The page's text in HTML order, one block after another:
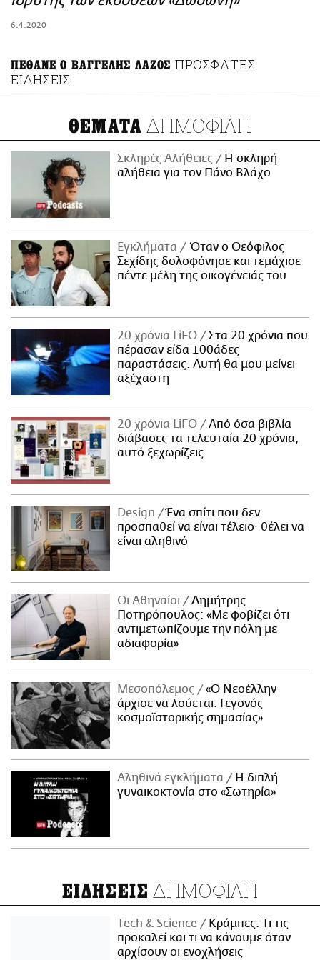
6.4.2020
ΠΕΘΑΝΕ Ο ΒΑΓΓΕΛΗΣ ΛΑΖΟΣ ΠΡΟΣΦΑΤΕΣ
ΕΙΔΗΣΕΙΣ
ΘΕΜΑΤΑ ΔΗΜΟΦΙΛΗ
Σκληρές Αλήθειες
H σκληρή
αλήθεια για τον Πάνο Βλάχο
Εγκλήματα
Όταν ο Θεόφιλος
Σεχίδης δολοφόνησε και τεμάχισε
πέντε μέλη της οικογένειάς του
20 χρόνια LiFO
Στα 20 χρόνια που
πέρασαν είδα 100άδες
παραστάσεις. Αυτή θα μου μείνει
αξέχαστη
20 χρόνια LiFO
Από όσα βιβλία
διάβασες τα τελευταία 20 χρόνια,
αυτό ξεχωρίζεις
Design
Ένα σπίτι που δεν
προσπαθεί να είναι τέλειο· θέλει να
είναι αληθινό
Οι Αθηναίοι
Δημήτρης
Ποτηρόπουλος: «Με φοβίζει ότι
αντιμετωπίζουμε την πόλη με
αδιαφορία»
Μεσοπόλεμος
«Ο Νεοέλλην
άρχισε να λούεται. Γεγονός
κοσμοϊστορικής σημασίας»
Αληθινά εγκλήματα
Η διπλή
γυναικοκτονία στο «Σωτηρία»
ΕΙΔΗΣΕΙΣ ΔΗΜΟΦΙΛΗ
Τech & Science
Κράμπες: Τι τις
προκαλεί και τι να κάνουμε όταν
αρχίσουν οι ενοχλήσεις